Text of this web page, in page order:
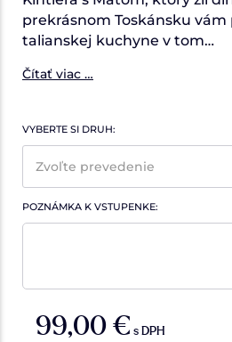
prekrásnom Toskánsku
talianskej kuchyne v tom…
Čítať viac …
VYBERTE SI DRUH:
Zvoľte prevedenie
POZNÁMKA K VSTUPENKE:
99,00 € s DPH